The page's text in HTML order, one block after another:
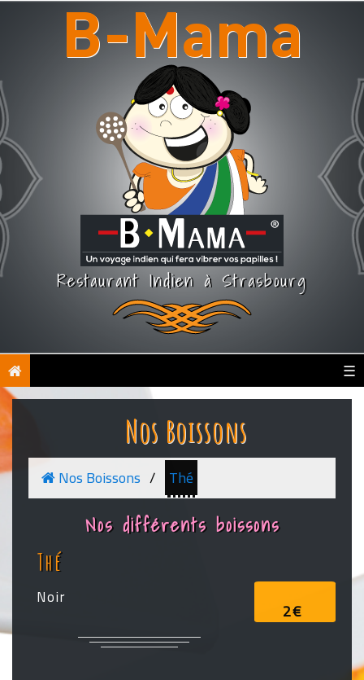
B-Mama
Restaurant Indien à Strasbourg
☰
Nos Boissons
Nos Boissons Thé
Nos différents boissons
Thé
2€
Noir